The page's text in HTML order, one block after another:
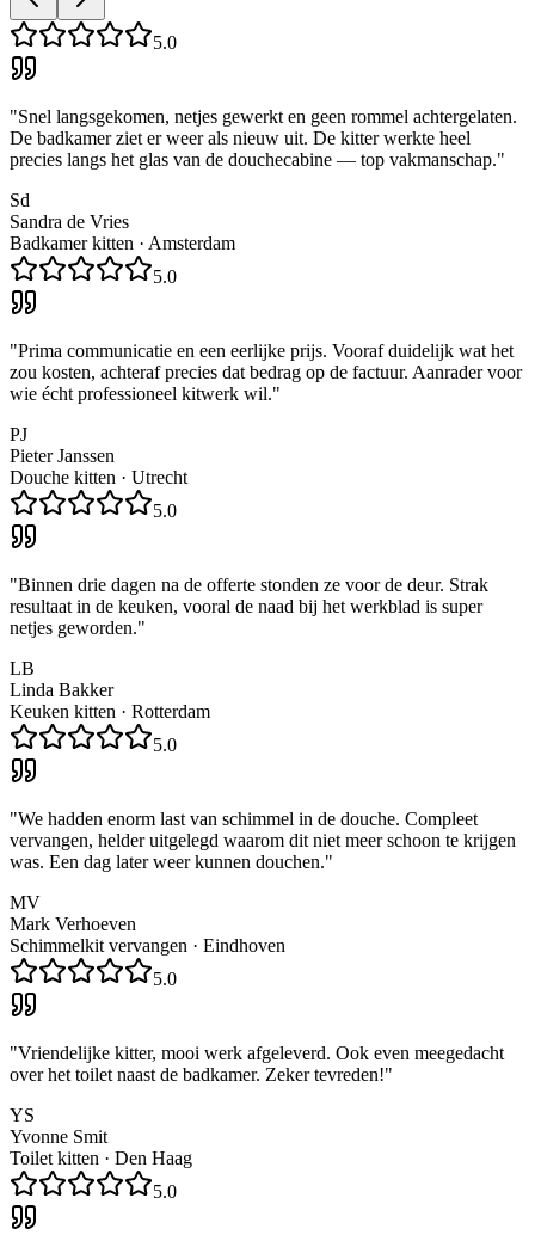
5.0
"Snel langsgekomen, netjes gewerkt en geen rommel achtergelaten.
De badkamer ziet er weer als nieuw uit. De kitter werkte heel
precies langs het glas van de douchecabine — top vakmanschap."
Sd
Sandra de Vries
Badkamer kitten · Amsterdam
5.0
"Prima communicatie en een eerlijke prijs. Vooraf duidelijk wat het
zou kosten, achteraf precies dat bedrag op de factuur. Aanrader voor
wie écht professioneel kitwerk wil."
PJ
Pieter Janssen
Douche kitten · Utrecht
5.0
"Binnen drie dagen na de offerte stonden ze voor de deur. Strak
resultaat in de keuken, vooral de naad bij het werkblad is super
netjes geworden."
LB
Linda Bakker
Keuken kitten · Rotterdam
5.0
"We hadden enorm last van schimmel in de douche. Compleet
vervangen, helder uitgelegd waarom dit niet meer schoon te krijgen
was. Een dag later weer kunnen douchen."
MV
Mark Verhoeven
Schimmelkit vervangen · Eindhoven
5.0
"Vriendelijke kitter, mooi werk afgeleverd. Ook even meegedacht
over het toilet naast de badkamer. Zeker tevreden!"
YS
Yvonne Smit
Toilet kitten · Den Haag
5.0